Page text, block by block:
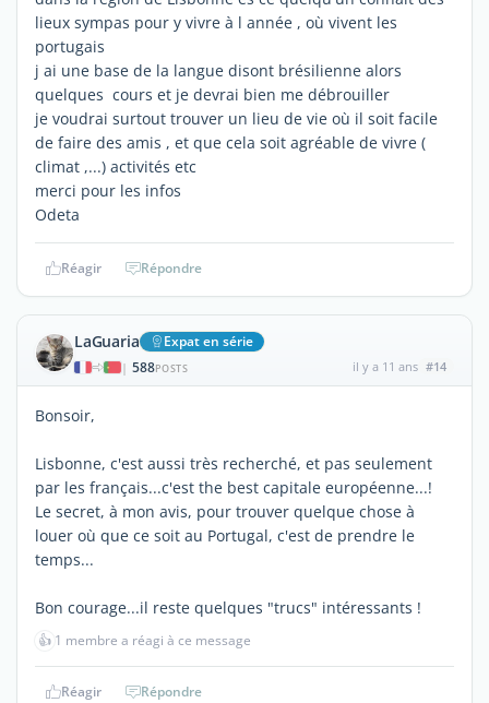
lieux sympas pour y vivre à l année , où vivent les
portugais
j ai une base de la langue disont brésilienne alors
quelques cours et je devrai bien me débrouiller
je voudrai surtout trouver un lieu de vie où il soit facile
de faire des amis , et que cela soit agréable de vivre (
climat ,...) activités etc
merci pour les infos
Odeta
Réagir Répondre
LaGuaria Expat en série
| 588POSTS il y a 11 ans #14
Bonsoir,
Lisbonne, c'est aussi très recherché, et pas seulement
par les français...c'est the best capitale européenne...!
Le secret, à mon avis, pour trouver quelque chose à
louer où que ce soit au Portugal, c'est de prendre le
temps...
Bon courage...il reste quelques "trucs" intéressants !
👍 1 membre a réagi à ce message
Réagir Répondre